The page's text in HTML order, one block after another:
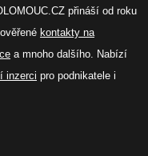
přináší od roku
kontakty na
a mnoho dalšího. Nabízí
inzerci pro podnikatele i